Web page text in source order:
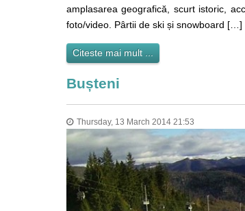
amplasarea geografică, scurt istoric,
foto/video. Pârtii de ski și snowboard […]
Citeste mai mult ...
Bușteni
Thursday, 13 March 2014 21:53